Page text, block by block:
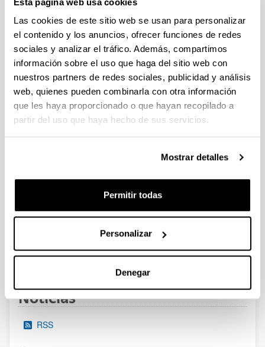
Las cookies de este sitio web se usan para personalizar
el contenido y los anuncios, ofrecer funciones de redes
sociales y analizar el tráfico. Además, compartimos
información sobre el uso que haga del sitio web con
nuestros partners de redes sociales, publicidad y análisis
web, quienes pueden combinarla con otra información
que les haya proporcionado o que hayan recopilado a
partir del uso que haya hecho de sus servicios.
Mostrar detalles
Permitir todas
Personalizar
Denegar
Fellows Gipuzkoa 2026
Plazo de presentación cerrado (Fecha de fin del plazo de
presentación: 29/04/2026)
El plazo de presentación de solicitudes finaliza el 29/04/2026.
Plazo interno UPV/EHU: 27/04/2026- 12:00 am (Ver resumen))
Proyectos Universidad-Empresa-Sociedad 2026
Plazo de presentación cerrado: 20/04/2026 - 12/05/2026 13:00
Se ha publicado la convocatoria
(inclusive).
Página
1 ...Páginas intermedias Use TAB para
Página
6 Página
7 Página
8 ...Páginas intermedias
Página
95
Noticias
RSS